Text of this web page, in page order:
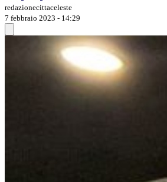
redazionecittaceleste
7 febbraio 2023 - 14:29